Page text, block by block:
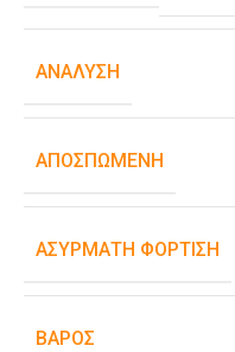
ΑΝΆΛΥΣΗ
ΑΠΟΣΠΏΜΕΝΗ
ΑΣΎΡΜΑΤΗ ΦΌΡΤΙΣΗ
ΒΆΡΟΣ